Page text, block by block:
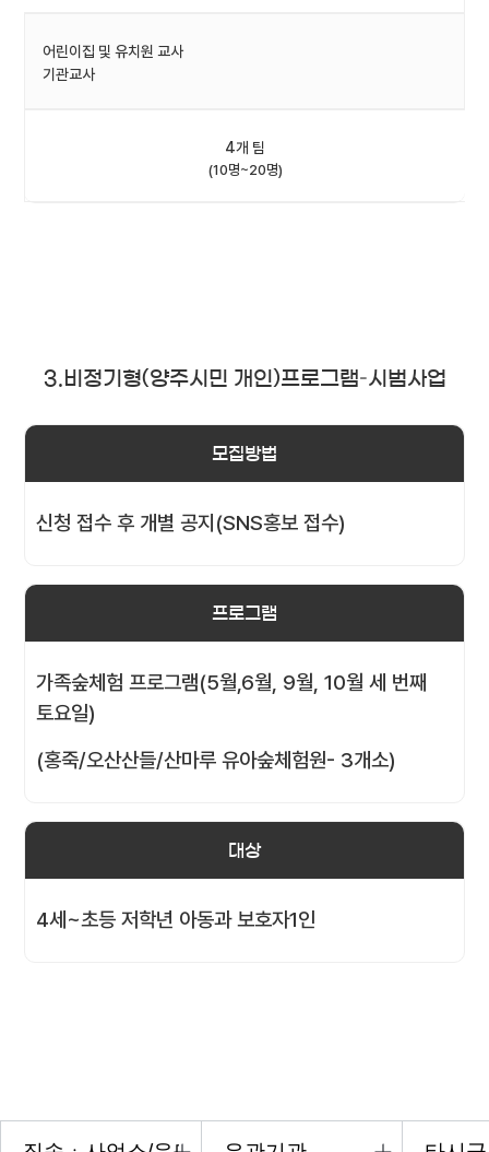
어린이집 및 유치원 교사
기관교사
4개 팀
(10명~20명)
3.비정기형(양주시민 개인)프로그램–시범사업
모집방법
신청 접수 후 개별 공지(SNS홍보 접수)
프로그램
가족숲체험 프로그램(5월,6월, 9월, 10월 세 번째
토요일)
(홍죽/오산산들/산마루 유아숲체험원- 3개소)
대상
4세~초등 저학년 아동과 보호자1인